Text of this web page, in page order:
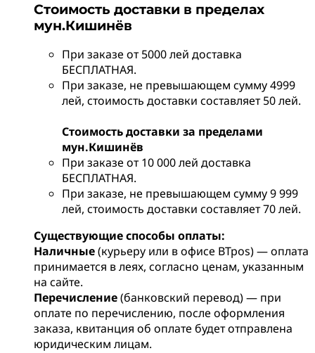
Стоимость доставки в пределах
мун.Кишинёв
При заказе от 5000 лей доставка
БЕСПЛАТНАЯ.
При заказе, не превышающем сумму 4999
лей, стоимость доставки составляет 50 лей.
Стоимость доставки за пределами
мун.Кишинёв
При заказе от 10 000 лей доставка
БЕСПЛАТНАЯ.
При заказе, не превышающем сумму 9 999
лей, стоимость доставки составляет 70 лей.
Существующие способы оплаты:
Наличные(курьеру или в офисе BTpos) — оплата
принимается в леях, согласно ценам, указанным
на сайте.
Перечисление(банковский перевод) — при
оплате по перечислению, после оформления
заказа, квитанция об оплате будет отправлена
юридическим лицам.